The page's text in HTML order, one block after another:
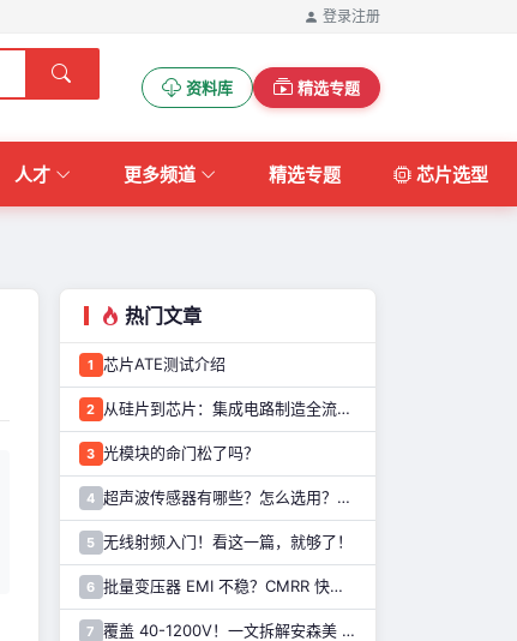
登录注册
资料库 精选专题
人才 更多频道 精选专题 芯片选型
热门文章
1 芯片ATE测试介绍
2 从硅片到芯片：集成电路制造全流程解析
3 光模块的命门松了吗？
4 超声波传感器有哪些？怎么选用？实用参考指南来了！
5 无线射频入门！看这一篇，就够了！
6 批量变压器 EMI 不稳？CMRR 快速检测方案推荐
7 覆盖 40-1200V！一文拆解安森美 GaNEXUS™的关键优势和应用